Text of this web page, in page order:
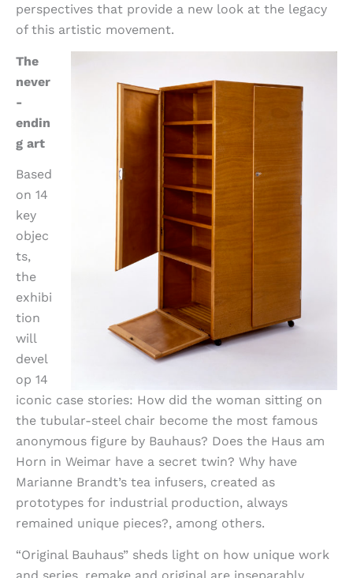
perspectives that provide a new look at the legacy
of this artistic movement.
The
never
-
endin
g art
Based
on 14
key
objec
ts,
the
exhibi
tion
will
devel
op 14
iconic case stories: How did the woman sitting on
the tubular-steel chair become the most famous
anonymous figure by Bauhaus? Does the Haus am
Horn in Weimar have a secret twin? Why have
Marianne Brandt’s tea infusers, created as
prototypes for industrial production, always
remained unique pieces?, among others.
“Original Bauhaus” sheds light on how unique work